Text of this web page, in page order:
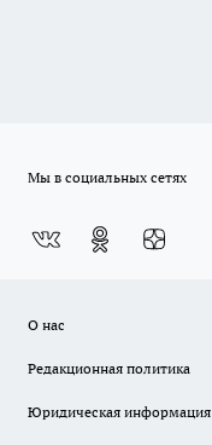
Мы в социальных сетях
О нас
Редакционная политика
Юридическая информация